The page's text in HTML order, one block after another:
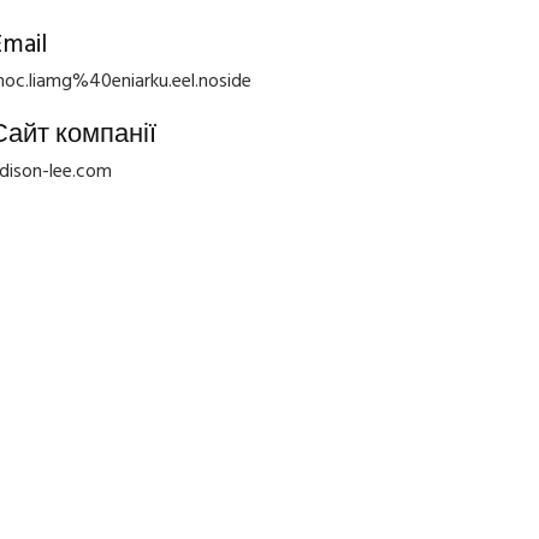
компанії
lee.com